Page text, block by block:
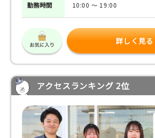
勤務時間 10:00 ～ 19:00
詳しく見る
アクセスランキング 2位